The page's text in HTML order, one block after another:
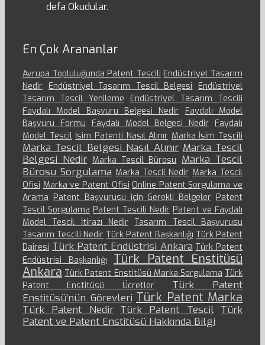
defa Okudular.
En Çok Arananlar
Avrupa Topluluğunda Patent Tescili Endüstriyel Tasarım
Nedir Endüstriyel Tasarım Tescil Belgesi
Endüstriyel
Tasarım Tescil Yenileme
Endüstriyel Tasarım Tescili
Faydalı Model Başvuru Belgesi Nedir
Faydalı Model
Başvuru Formu
Faydalı Model Belgesi Nedir Faydalı
Model Tescil İsim Patenti Nasıl Alınır Marka İsim Tescili
Marka Tescil Belgesi Nasıl Alınır Marka Tescil
Belgesi Nedir Marka Tescil Bürosu Marka Tescil
Bürosu Sorgulama Marka Tescil Nedir Marka Tescil
Ofisi Marka ve Patent Ofisi Online Patent Sorgulama ve
Arama Patent Başvurusu için Gerekli Belgeler Patent
Tescil Sorgulama Patent Tescili Nedir Patent ve Faydalı
Model Tescil İtirazı Nedir Tasarım Tescil Başvurusu
Tasarım Tescili Nedir Türk Patent Başkanlığı Türk Patent
Dairesi Türk Patent Endüstrisi Ankara Türk Patent
Endüstrisi Başkanlığı
Türk Patent Enstitüsü
Ankara Türk Patent Enstitüsü Marka Sorgulama Türk
Patent Enstitüsü Ücretler
Türk Patent
Enstitüsü’nün Görevleri Türk Patent Marka
Türk Patent Nedir Türk Patent Tescil Türk
Patent ve Patent Enstitüsü Hakkında Bilgi